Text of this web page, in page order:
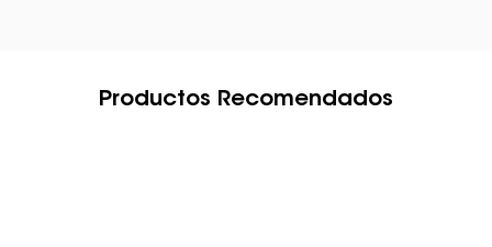
Productos Recomendados